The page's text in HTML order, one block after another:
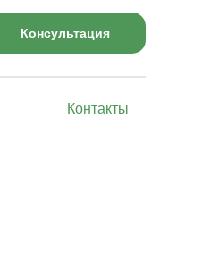
Консультация
Контакты